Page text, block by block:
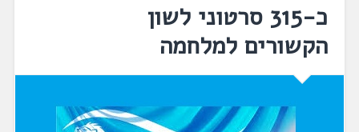
כ-315 סרטוני לשון
הקשורים למלחמה